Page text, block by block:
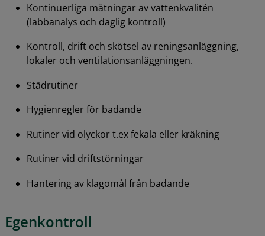
Kontinuerliga mätningar av vattenkvalitén
(labbanalys och daglig kontroll)
Kontroll, drift och skötsel av reningsanläggning,
lokaler och ventilationsanläggningen.
Städrutiner
Hygienregler för badande
Rutiner vid olyckor t.ex fekala eller kräkning
Rutiner vid driftstörningar
Hantering av klagomål från badande
Egenkontroll